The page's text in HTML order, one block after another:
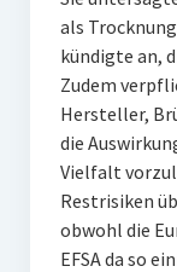
als
kündigte an,
Zudem
Hersteller,
die
Vielfalt
Restrisiken
obwohl die
EFSA da so